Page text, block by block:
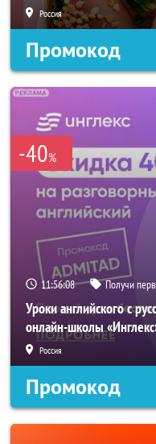
Россия
Промокод
-40%
11:56:06 Получи
Уроки английского с
онлайн-школы
Россия
Промокод